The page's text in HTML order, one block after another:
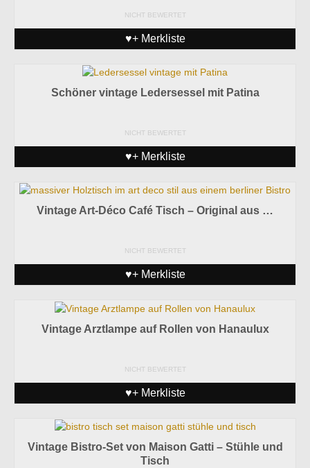
NICHT BEWERTET
♥+ Merkliste
Schöner vintage Ledersessel mit Patina
NICHT BEWERTET
♥+ Merkliste
Vintage Art-Déco Café Tisch – Original aus …
NICHT BEWERTET
♥+ Merkliste
Vintage Arztlampe auf Rollen von Hanaulux
NICHT BEWERTET
♥+ Merkliste
Vintage Bistro-Set von Maison Gatti – Stühle und
Tisch